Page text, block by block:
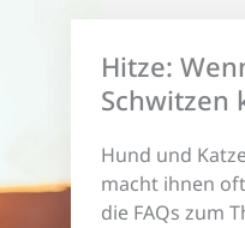
Hitze:
Schwitzen
Hund und
macht ihnen
die FAQs zum